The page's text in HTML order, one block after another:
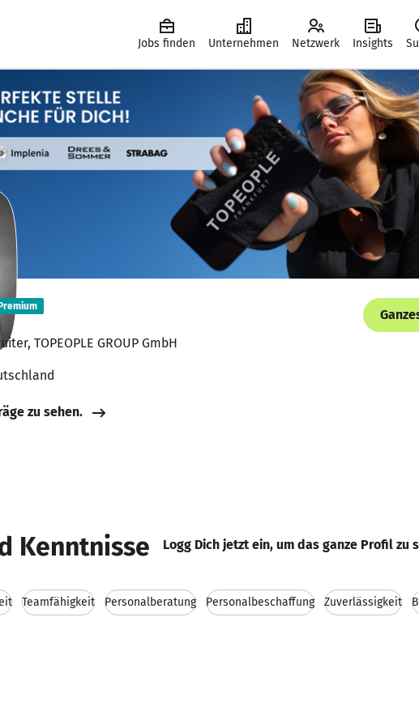
Jobs finden Unternehmen Netzwerk Insights
Premium
TOPEOPLE GROUP GmbH
zu sehen.
Kenntnisse Logg Dich jetzt ein, um das ganze Profil zu
Teamfähigkeit Personalberatung Personalbeschaffung Zuverlässigkeit